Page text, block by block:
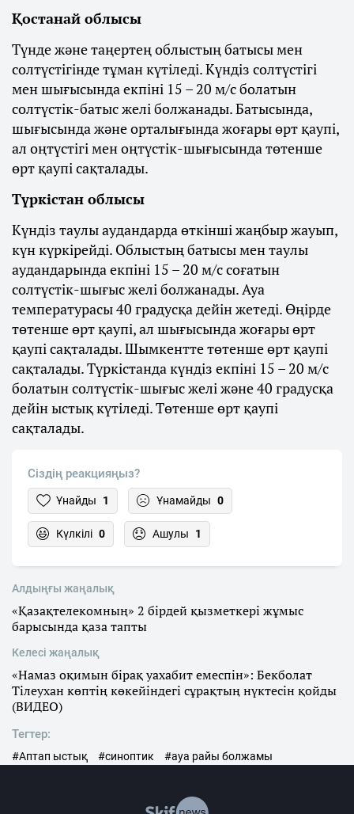
Қостанай облысы
Түнде және таңертең облыстың батысы мен
солтүстігінде тұман күтіледі. Күндіз солтүстігі
мен шығысында екпіні 15 – 20 м/с болатын
солтүстік-батыс желі болжанады. Батысында,
шығысында және орталығында жоғары өрт қаупі,
ал оңтүстігі мен оңтүстік-шығысында төтенше
өрт қаупі сақталады.
Түркістан облысы
Күндіз таулы аудандарда өткінші жаңбыр жауып,
күн күркірейді. Облыстың батысы мен таулы
аудандарында екпіні 15 – 20 м/с соғатын
солтүстік-шығыс желі болжанады. Ауа
температурасы 40 градусқа дейін жетеді. Өңірде
төтенше өрт қаупі, ал шығысында жоғары өрт
қаупі сақталады. Шымкентте төтенше өрт қаупі
сақталады. Түркістанда күндіз екпіні 15 – 20 м/с
болатын солтүстік-шығыс желі және 40 градусқа
дейін ыстық күтіледі. Төтенше өрт қаупі
сақталады.
Сіздің реакцияңыз?
Ұнайды 1 Ұнамайды 0
Күлкілі 0 Ашулы 1
Алдыңғы жаңалық
«Қазақтелекомның» 2 бірдей қызметкері жұмыс
барысында қаза тапты
Келесі жаңалық
«Намаз оқимын бірақ уахабит емеспін»: Бекболат
Тілеухан көптің көкейіндегі сұрақтың нүктесін қойды
(ВИДЕО)
Тегтер:
#Аптап ыстық #синоптик #ауа райы болжамы